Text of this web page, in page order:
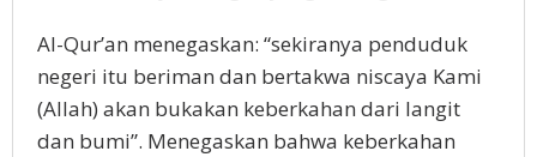
Al-Qur’an menegaskan: “sekiranya penduduk
negeri itu beriman dan bertakwa niscaya Kami
(Allah) akan bukakan keberkahan dari langit
dan bumi”. Menegaskan bahwa keberkahan